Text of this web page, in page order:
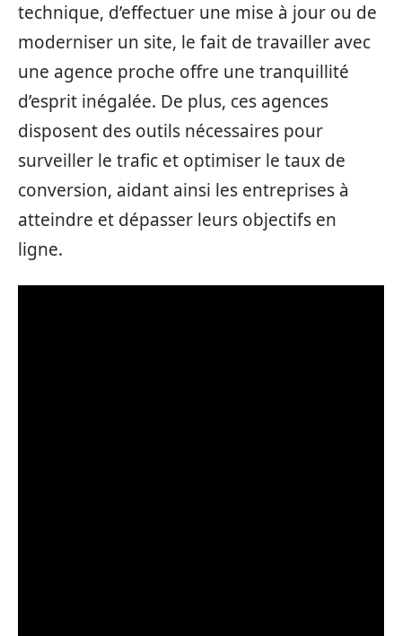
technique, d’effectuer une mise à jour ou de
moderniser un site, le fait de travailler avec
une agence proche offre une tranquillité
d’esprit inégalée. De plus, ces agences
disposent des outils nécessaires pour
surveiller le trafic et optimiser le taux de
conversion, aidant ainsi les entreprises à
atteindre et dépasser leurs objectifs en
ligne.